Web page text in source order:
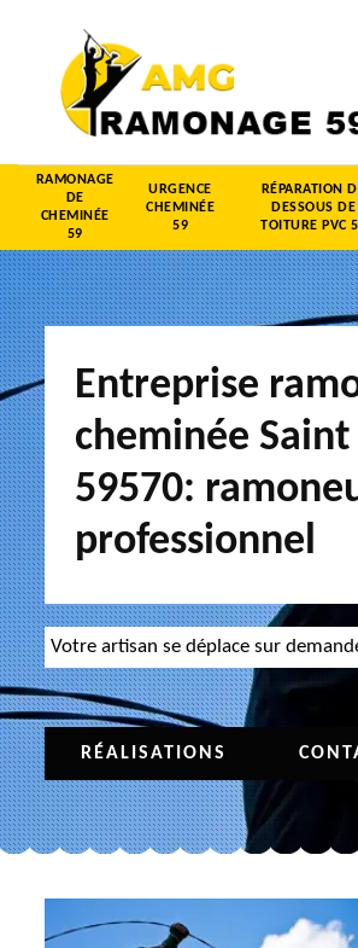
RAMONAGE
DE
CHEMINÉE
59
URGENCE
CHEMINÉE
59
RÉPARATION
DESSOUS DE
TOITURE PVC
Entreprise
cheminée
59570:
professionnel
Votre artisan se déplace sur
RÉALISATIONS